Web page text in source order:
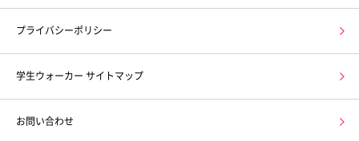
プライバシーポリシー
学生ウォーカー サイトマップ
お問い合わせ